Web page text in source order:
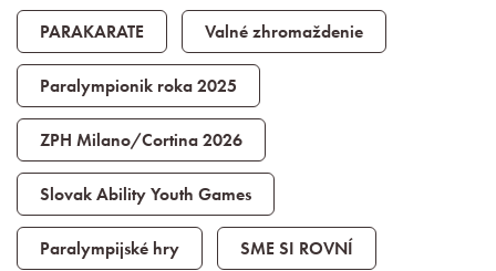
PARAKARATE Valné zhromaždenie
Paralympionik roka 2025
ZPH Milano/Cortina 2026
Slovak Ability Youth Games
Paralympijské hry SME SI ROVNÍ